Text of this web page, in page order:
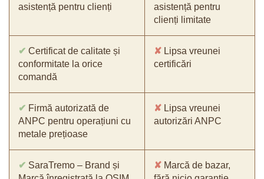
asistență pentru clienți
asistență pentru
clienți limitate
✔ Certificat de calitate și
conformitate la orice
comandă
✘ Lipsa vreunei
certificări
✔ Firmă autorizată de
ANPC pentru operațiuni cu
metale prețioase
✘ Lipsa vreunei
autorizări ANPC
✔ SaraTremo – Brand și
✘ Marcă de bazar,